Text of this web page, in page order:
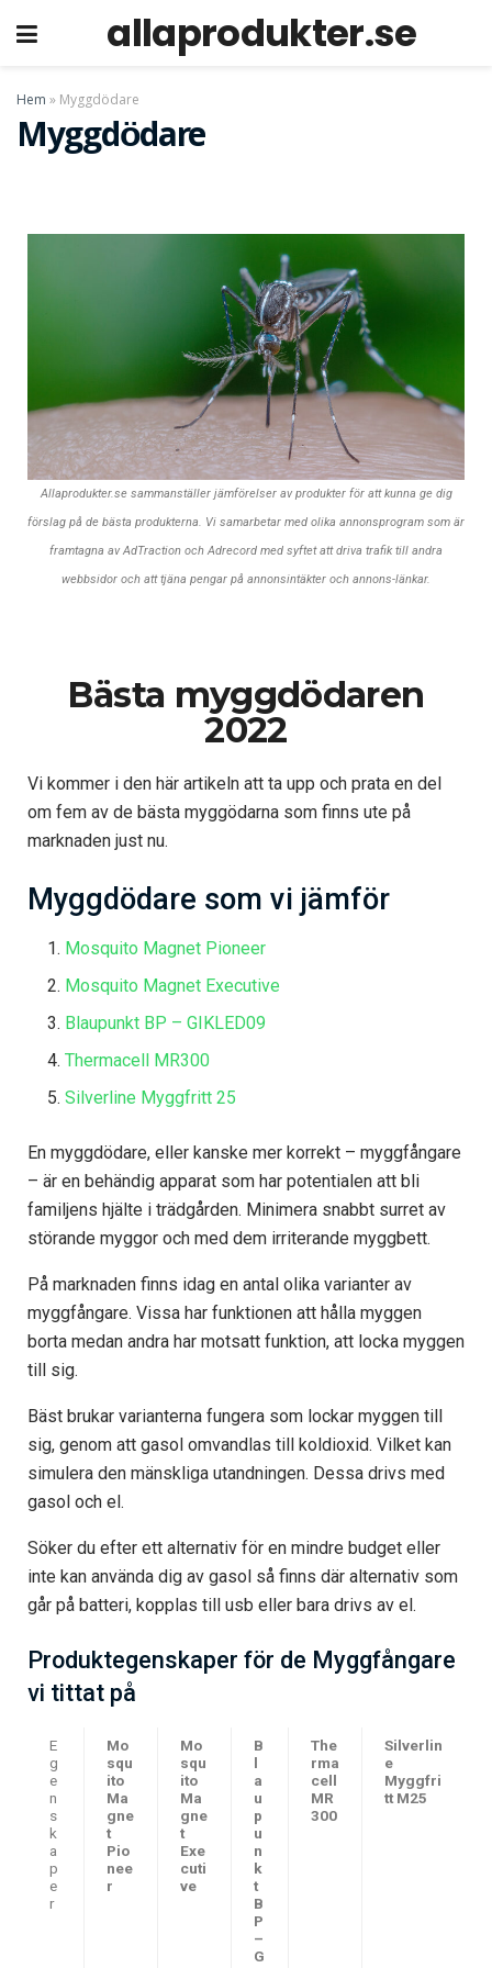
allaprodukter.se
Hem » Myggdödare
Myggdödare
Allaprodukter.se sammanställer jämförelser av produkter för att kunna ge dig
förslag på de bästa produkterna. Vi samarbetar med olika annonsprogram som är
framtagna av AdTraction och Adrecord med syftet att driva trafik till andra
webbsidor och att tjäna pengar på annonsintäkter och annons-länkar.
Bästa myggdödaren
2022
Vi kommer i den här artikeln att ta upp och prata en del
om fem av de bästa myggödarna som finns ute på
marknaden just nu.
Myggdödare som vi jämför
Mosquito Magnet Pioneer
Mosquito Magnet Executive
Blaupunkt BP – GIKLED09
Thermacell MR300
Silverline Myggfritt 25
En myggdödare, eller kanske mer korrekt – myggfångare
– är en behändig apparat som har potentialen att bli
familjens hjälte i trädgården. Minimera snabbt surret av
störande myggor och med dem irriterande myggbett.
På marknaden finns idag en antal olika varianter av
myggfångare. Vissa har funktionen att hålla myggen
borta medan andra har motsatt funktion, att locka myggen
till sig.
Bäst brukar varianterna fungera som lockar myggen till
sig, genom att gasol omvandlas till koldioxid. Vilket kan
simulera den mänskliga utandningen. Dessa drivs med
gasol och el.
Söker du efter ett alternativ för en mindre budget eller
inte kan använda dig av gasol så finns där alternativ som
går på batteri, kopplas till usb eller bara drivs av el.
Produktegenskaper för de Myggfångare
vi tittat på
E
g
e
n
s
k
a
p
e
r
Mo
squ
ito
Ma
gne
t
Pio
nee
r
Mo
squ
ito
Ma
gne
t
Exe
cuti
ve
B
l
a
u
p
u
n
k
t
B
P
–
G
The
rma
cell
MR
300
Silverlin
e
Myggfri
tt M25